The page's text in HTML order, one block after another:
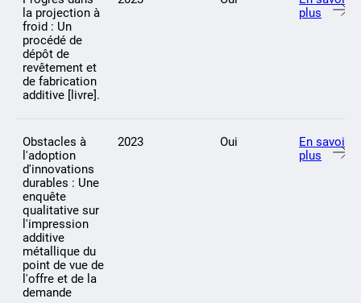
la projection à
froid : Un
procédé de
dépôt de
revêtement et
de fabrication
additive [livre].
plus
Obstacles à
l'adoption
d'innovations
durables : Une
enquête
qualitative sur
l'impression
additive
métallique du
point de vue de
l'offre et de la
demande
2023 Oui
En savoir
plus